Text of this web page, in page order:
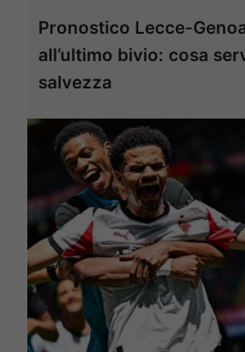
Pronostico Lecce-
all’ultimo bivio: cosa
salvezza